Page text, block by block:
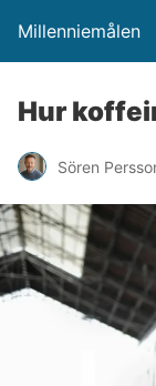
Millenniemålen
Hur
Sören